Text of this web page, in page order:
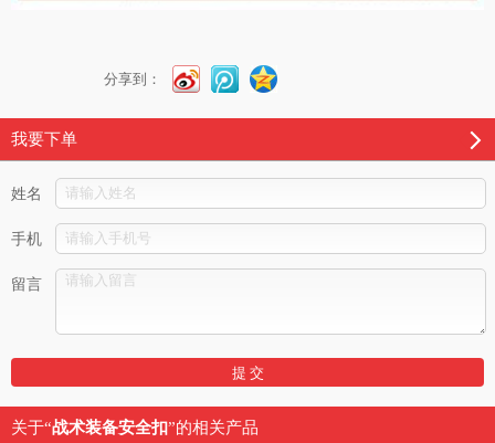
分享到：
我要下单
姓名
手机
留言
关于“战术装备安全扣”的相关产品